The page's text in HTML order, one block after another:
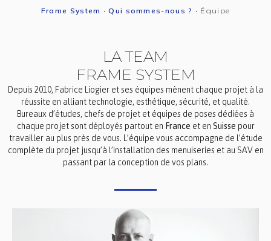
Frame System •Qui sommes-nous ? • Équipe
LA TEAM
FRAME SYSTEM
Depuis 2010, Fabrice Liogier et ses équipes mènent chaque projet à la
réussite en alliant technologie, esthétique, sécurité, et qualité.
Bureaux d’études, chefs de projet et équipes de poses dédiées à
chaque projet sont déployés partout en France et en Suisse pour
travailler au plus près de vous. L’équipe vous accompagne de l’étude
complète du projet jusqu’à l’installation des menuiseries et au SAV en
passant par la conception de vos plans.